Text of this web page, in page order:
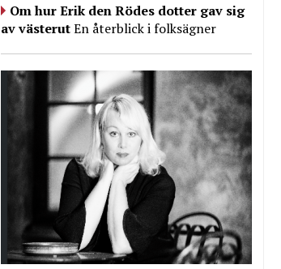
Om hur Erik den Rödes dotter gav sig
av västerutEn återblick i folksägner